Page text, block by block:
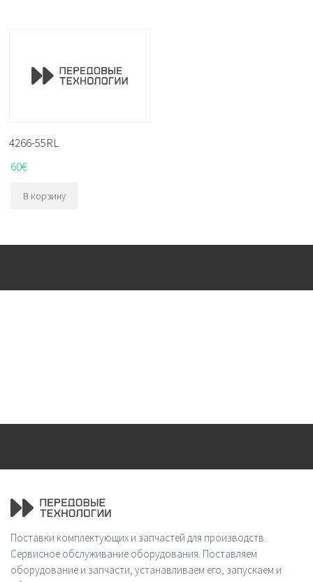
4266-55RL
60€
В корзину
Поставки комплектующих и запчастей для производств.
Сервисное обслуживание оборудования. Поставляем
оборудование и запчасти, устанавливаем его, запускаем и